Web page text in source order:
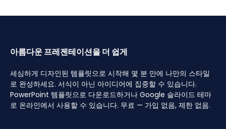
아름다운 프레젠테이션을 더 쉽게
세심하게 디자인된 템플릿으로 시작해 몇 분 만에 나만의 스타일
로 완성하세요. 서식이 아닌 아이디어에 집중할 수 있습니다.
PowerPoint 템플릿으로 다운로드하거나 Google 슬라이드 테마
로 온라인에서 사용할 수 있습니다. 무료 — 가입 없음, 제한 없음.